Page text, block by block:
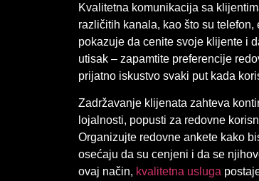
Kvalitetna komunikacija sa
različitih kanala, kao što su
pokazuje da cenite svoje klijente i
utisak – zapamtite preferencije
prijatno iskustvo svaki put kada
Zadržavanje klijenata zahteva
lojalnosti, popusti za redovne
Organizujte redovne ankete kako
osećaju da su cenjeni i da se
ovaj način, kvalitetna usluga